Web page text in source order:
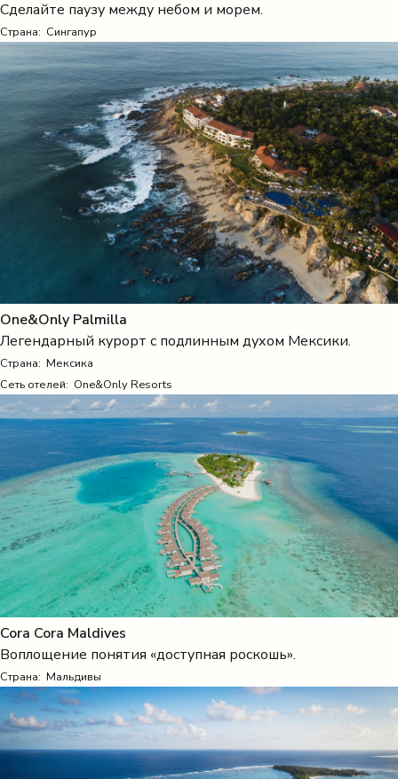
Сделайте паузу между небом и морем.
Страна: Сингапур
One&Only Palmilla
Легендарный курорт с подлинным духом Мексики.
Страна: Мексика
Сеть отелей: One&Only Resorts
Cora Cora Maldives
Воплощение понятия «доступная роскошь».
Страна: Мальдивы